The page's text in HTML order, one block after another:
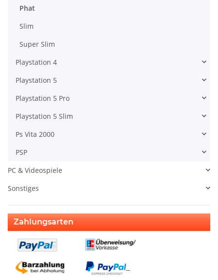
Phat
Slim
Super Slim
Playstation 4
Playstation 5
Playstation 5 Pro
Playstation 5 Slim
Ps Vita 2000
PSP
PC & Videospiele
Sonstiges
Zahlungsarten